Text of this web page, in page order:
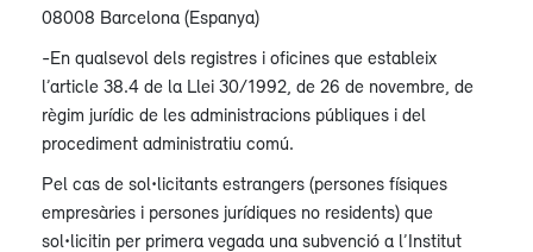
08008 Barcelona (Espanya)
-En qualsevol dels registres i oficines que estableix
l’article 38.4 de la Llei 30/1992, de 26 de novembre, de
règim jurídic de les administracions públiques i del
procediment administratiu comú.
Pel cas de sol•licitants estrangers (persones físiques
empresàries i persones jurídiques no residents) que
sol•licitin per primera vegada una subvenció a l’Institut